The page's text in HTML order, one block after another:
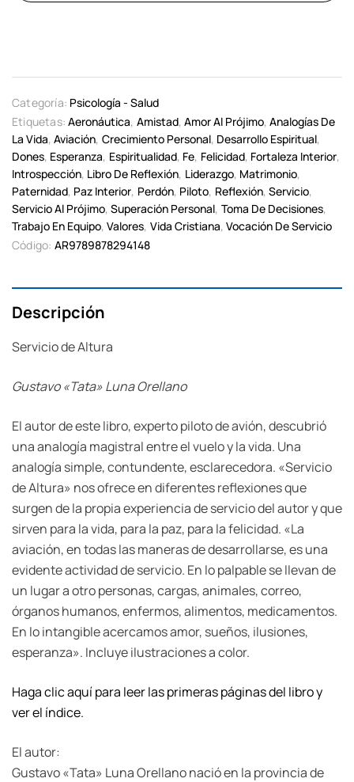
Categoría: Psicología - Salud
Etiquetas: Aeronáutica, Amistad,Amor Al Prójimo,Analogías De
La Vida,Aviación, Crecimiento Personal, Desarrollo Espiritual,
Dones, Esperanza, Espiritualidad, Fe, Felicidad, Fortaleza Interior,
Introspección, Libro De Reflexión, Liderazgo, Matrimonio,
Paternidad, Paz Interior, Perdón, Piloto, Reflexión,Servicio,
Servicio Al Prójimo,Superación Personal, Toma De Decisiones,
Trabajo En Equipo,Valores, Vida Cristiana,Vocación De Servicio
Código: AR9789878294148
Descripción
Servicio de Altura
Gustavo «Tata» Luna Orellano
El autor de este libro, experto piloto de avión, descubrió
una analogía magistral entre el vuelo y la vida. Una
analogía simple, contundente, esclarecedora. «Servicio
de Altura» nos ofrece en diferentes reflexiones que
surgen de la propia experiencia de servicio del autor y que
sirven para la vida, para la paz, para la felicidad. «La
aviación, en todas las maneras de desarrollarse, es una
evidente actividad de servicio. En lo palpable se llevan de
un lugar a otro personas, cargas, animales, correo,
órganos humanos, enfermos, alimentos, medicamentos.
En lo intangible acercamos amor, sueños, ilusiones,
esperanza». Incluye ilustraciones a color.
Haga clic aquí para leer las primeras páginas del libro y
ver el índice.
El autor:
Gustavo «Tata» Luna Orellano nació en la provincia de